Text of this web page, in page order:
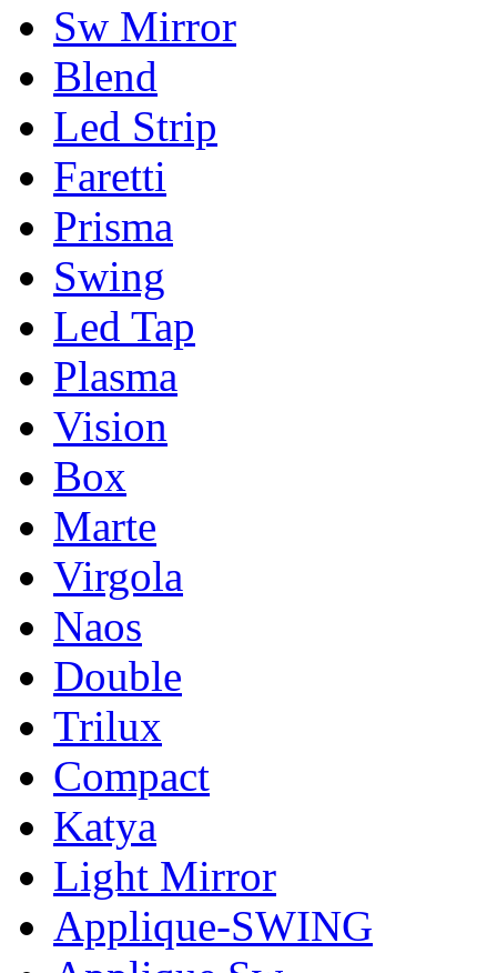
Sw Mirror
Blend
Led Strip
Faretti
Prisma
Swing
Led Tap
Plasma
Vision
Box
Marte
Virgola
Naos
Double
Trilux
Compact
Katya
Light Mirror
Applique-SWING